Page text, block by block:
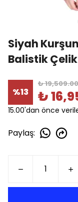
Siyah
Balistik
%13
₺ 19,509.00
₺
15.00'dan önce
Paylaş: